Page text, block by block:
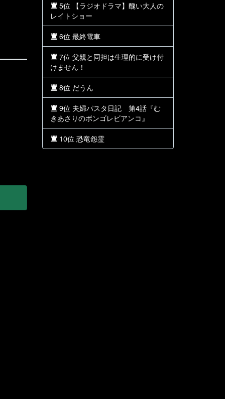
5位 【ラジオドラマ】醜い大人の
レイトショー
6位 最終電車
7位 父親と同担は生理的に受け付
けません！
8位 だうん
9位 夫婦パスタ日記 第4話『む
きあさりのボンゴレビアンコ』
10位 恐竜怨霊